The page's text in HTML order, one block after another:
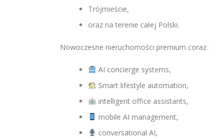
Trójmieście,
oraz na terenie całej Polski.
Nowoczesne nieruchomości premium coraz
AI concierge systems,
Smart lifestyle automation,
intelligent office assistants,
mobile AI management,
conversational AI,